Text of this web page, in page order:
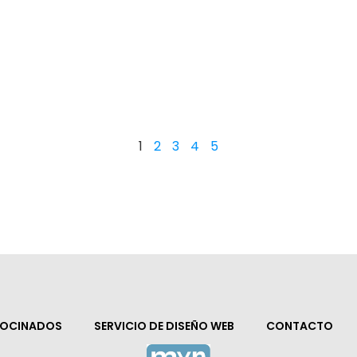
1 2 3 4 5
SERVICIO DE DISEÑO WEB CONTACTO